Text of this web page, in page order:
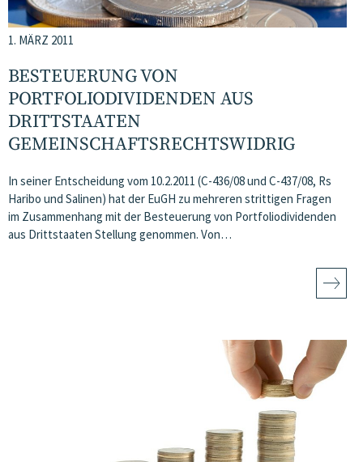
1. MÄRZ 2011
BESTEUERUNG VON
PORTFOLIODIVIDENDEN AUS
DRITTSTAATEN
GEMEINSCHAFTSRECHTSWIDRIG
In seiner Entscheidung vom 10.2.2011 (C-436/08 und C-437/08, Rs
Haribo und Salinen) hat der EuGH zu mehreren strittigen Fragen
im Zusammenhang mit der Besteuerung von Portfoliodividenden
aus Drittstaaten Stellung genommen. Von…